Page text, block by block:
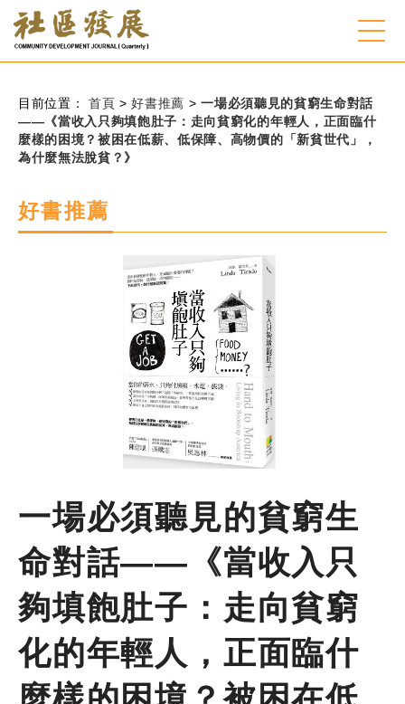
跳到主要內容
會員登入
後台登入
季刊簡介
主題報導
主題座談
特別企劃
人物專訪
目前位置：首頁> 好書推薦 > 一場必須聽見的貧窮生命對話
——《當收入只夠填飽肚子：走向貧窮化的年輕人，正面臨什
麼樣的困境？被困在低薪、低保障、高物價的「新貧世代」，
為什麼無法脫貧？》
好書推薦
一場必須聽見的貧窮生
命對話——《當收入只
夠填飽肚子：走向貧窮
化的年輕人，正面臨什